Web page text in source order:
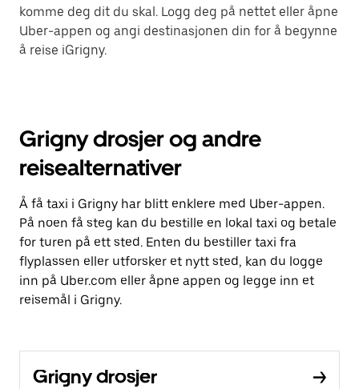
komme deg dit du skal. Logg deg på nettet eller åpne
Uber-appen og angi destinasjonen din for å begynne
å reise iGrigny.
Grigny drosjer og andre
reisealternativer
Å få taxi i Grigny har blitt enklere med Uber-appen.
På noen få steg kan du bestille en lokal taxi og betale
for turen på ett sted. Enten du bestiller taxi fra
flyplassen eller utforsker et nytt sted, kan du logge
inn på Uber.com eller åpne appen og legge inn et
reisemål i Grigny.
Grigny drosjer